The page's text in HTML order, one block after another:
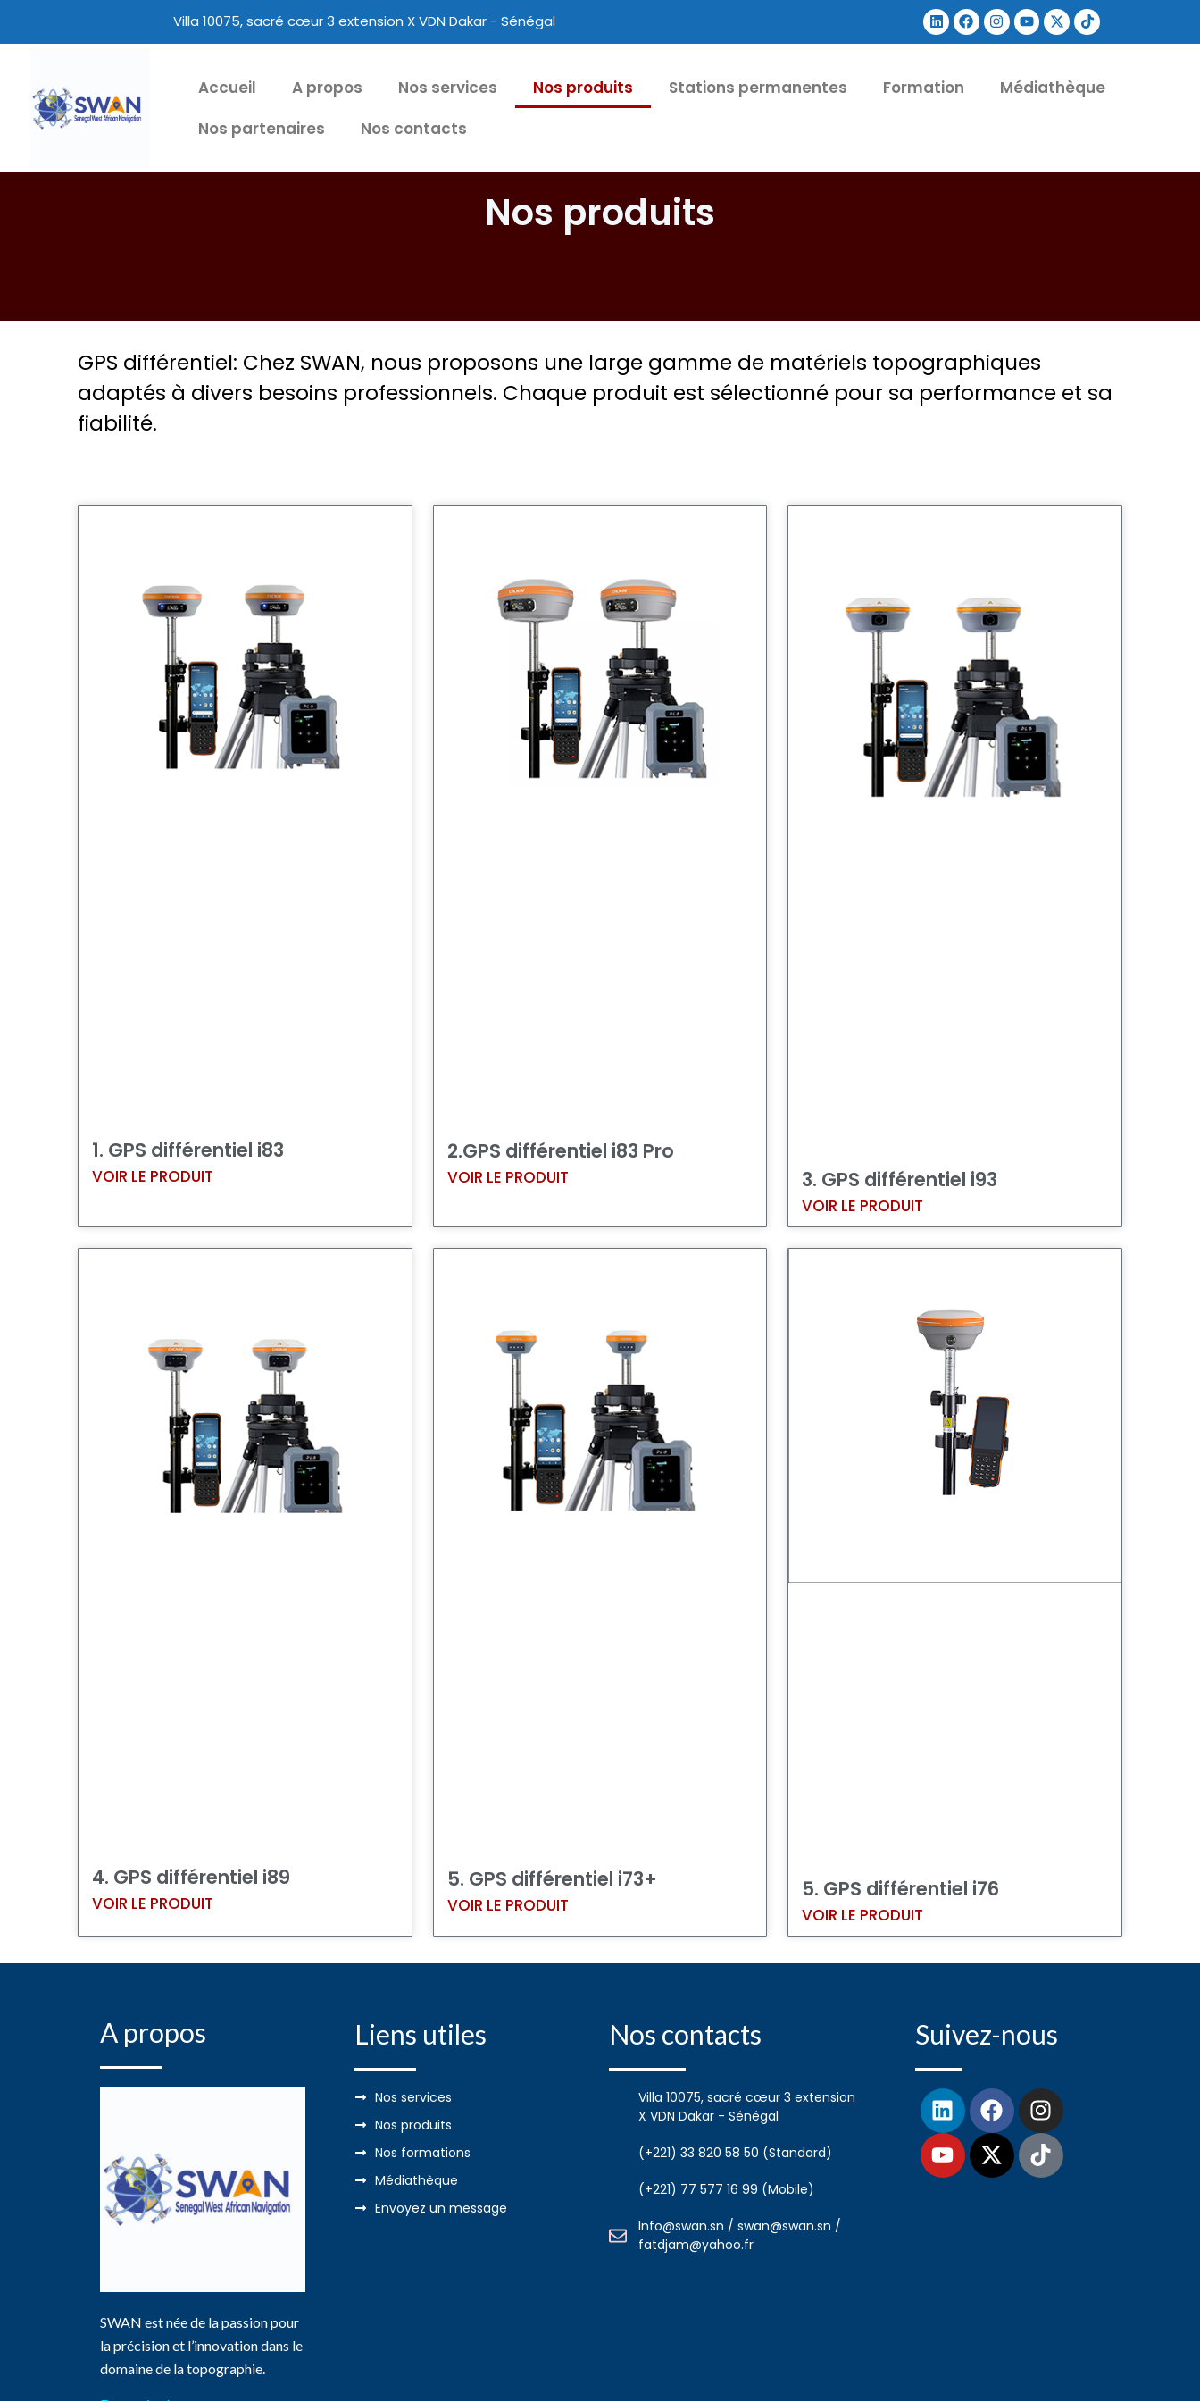
Villa 10075, sacré cœur 3 extension X VDN Dakar - Sénégal
Accueil A propos Nos services Nos produits Stations permanentes Formation
Médiathèque
Nos partenaires
Nos contacts
Nos produits
GPS différentiel: Chez SWAN, nous proposons une large gamme de matériels topographiques
adaptés à divers besoins professionnels. Chaque produit est sélectionné pour sa performance et sa
fiabilité.
1. GPS différentiel i83
VOIR LE PRODUIT
2.GPS différentiel i83 Pro
VOIR LE PRODUIT 3. GPS différentiel i93
VOIR LE PRODUIT
4. GPS différentiel i89
VOIR LE PRODUIT
5. GPS différentiel i73+
VOIR LE PRODUIT
5. GPS différentiel i76
VOIR LE PRODUIT
A propos
SWAN est née de la passion pour
la précision et l’innovation dans le
domaine de la topographie.
Liens utiles
Nos services
Nos produits
Nos formations
Médiathèque
Envoyez un message
Nos contacts
Villa 10075, sacré cœur 3 extension
X VDN Dakar - Sénégal
(+221) 33 820 58 50 (Standard)
(+221) 77 577 16 99 (Mobile)
Info@swan.sn / swan@swan.sn /
fatdjam@yahoo.fr
Suivez-nous